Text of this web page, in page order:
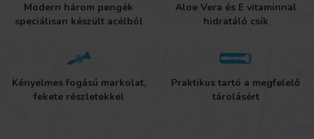
Modern három pengék
speciálisan készült acélból
Aloe Vera és E vitaminnal
hidratáló csík
Kényelmes fogású markolat,
fekete részletekkel
Praktikus tartó a megfelelő
tárolásért